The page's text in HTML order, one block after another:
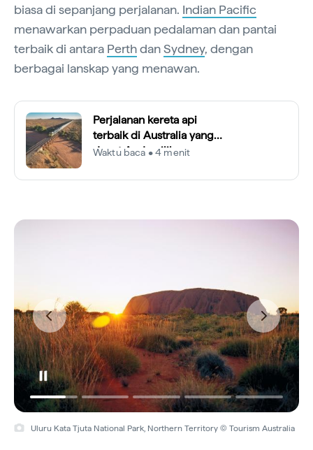
biasa di sepanjang perjalanan. Indian Pacific
menawarkan perpaduan pedalaman dan pantai
terbaik di antara PerthdanSydney, dengan
berbagai lanskap yang menawan.
Perjalanan kereta api
terbaik di Australia yang
dapat Anda pilih
Waktu baca • 4 menit
Uluru Kata Tjuta National Park, Northern Territory © Tourism Australia
Outback Ballooning, Alice Springs, Northern Territory © Tourism